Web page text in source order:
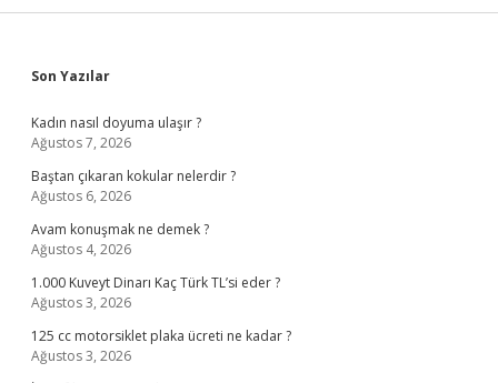
Sidebar
Son Yazılar
Kadın nasıl doyuma ulaşır ?
Ağustos 7, 2026
Baştan çıkaran kokular nelerdir ?
Ağustos 6, 2026
Avam konuşmak ne demek ?
Ağustos 4, 2026
1.000 Kuveyt Dinarı Kaç Türk TL’si eder ?
Ağustos 3, 2026
125 cc motorsiklet plaka ücreti ne kadar ?
Ağustos 3, 2026